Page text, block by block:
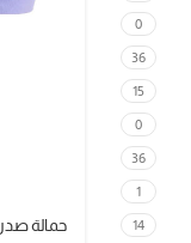
0
36
15
0
36
1
14 حمالة